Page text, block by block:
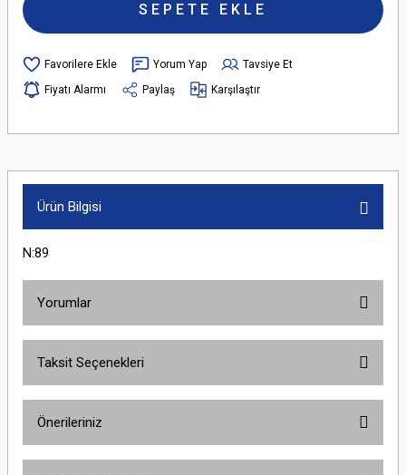
SEPETE EKLE
Yorum Yap
Tavsiye Et
Fiyatı Alarmı
Paylaş Karşılaştır
Ürün Bilgisi
N:89
Yorumlar
Taksit Seçenekleri
Önerileriniz